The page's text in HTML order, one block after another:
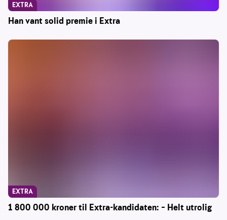
Han vant solid premie i Extra
EXTRA
1 800 000 kroner til Extra-kandidaten: – Helt utrolig
EXTRA